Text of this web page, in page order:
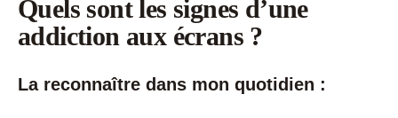
Quels sont les signes d’une
addiction aux écrans ?
La reconnaître dans mon quotidien :